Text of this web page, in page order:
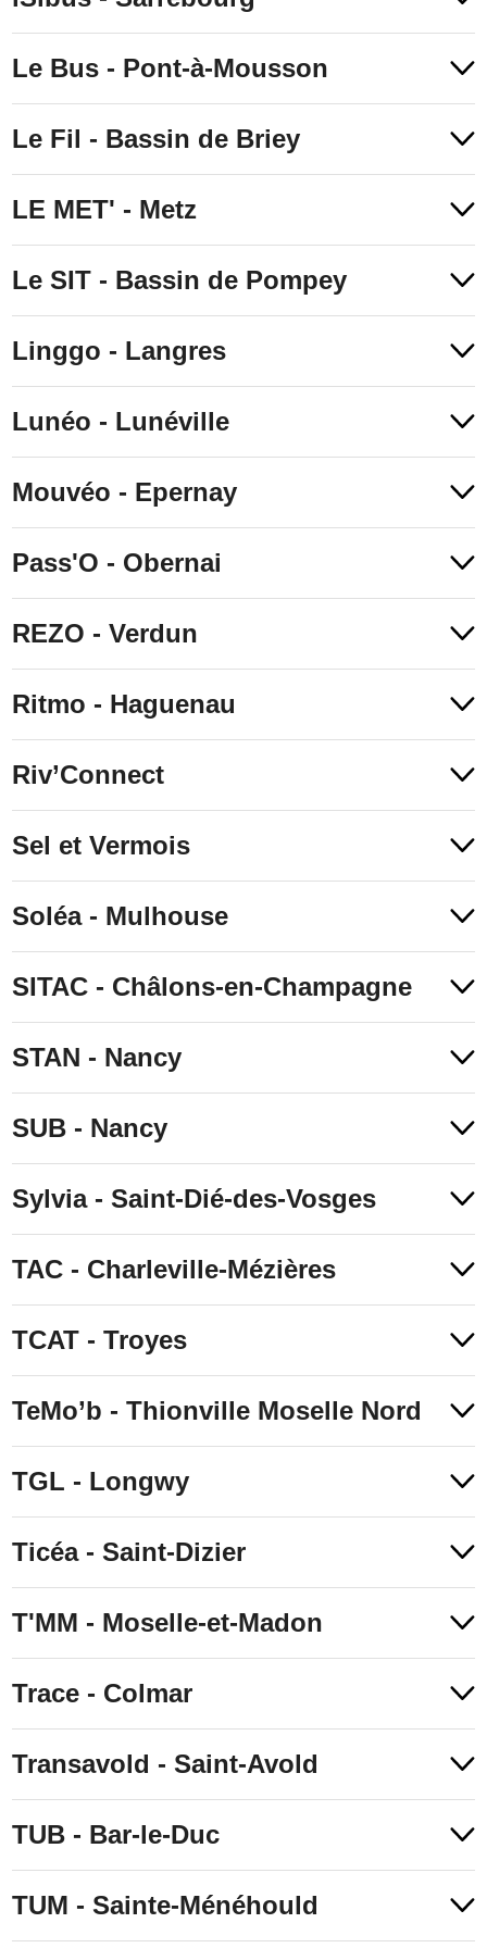
Le Bus - Pont-à-Mousson
Le Fil - Bassin de Briey
LE MET' - Metz
Le SIT - Bassin de Pompey
Linggo - Langres
Lunéo - Lunéville
Mouvéo - Epernay
Pass'O - Obernai
REZO - Verdun
Ritmo - Haguenau
Riv’Connect
Sel et Vermois
Soléa - Mulhouse
SITAC - Châlons-en-Champagne
STAN - Nancy
SUB - Nancy
Sylvia - Saint-Dié-des-Vosges
TAC - Charleville-Mézières
TCAT - Troyes
TeMo’b - Thionville Moselle Nord
TGL - Longwy
Ticéa - Saint-Dizier
T'MM - Moselle-et-Madon
Trace - Colmar
Transavold - Saint-Avold
TUB - Bar-le-Duc
TUM - Sainte-Ménéhould